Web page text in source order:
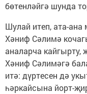
бөтенләйгә шунда
Шулай итеп, ата-ана
Хәниф Сәлимә
аналарча
Хәниф Сәлимәгә
итә: дүртесен дә
һәркайсына йорт-